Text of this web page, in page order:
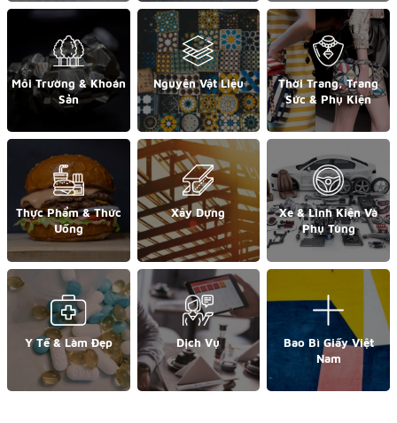
Môi Trường & Khoán
Sản
Nguyên Vật Liệu
Thời Trang, Trang
Sức & Phụ Kiện
Thực Phẩm & Thức
Uống
Xây Dựng
Xe & Linh Kiện Và
Phụ Tùng
Y Tế & Làm Đẹp Dịch Vụ
Bao Bì Giấy Việt
Nam